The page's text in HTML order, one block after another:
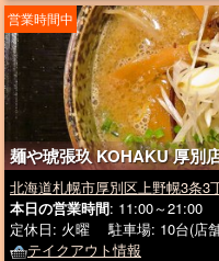
麺や琥張玖 KOHAKU 厚別
営業時間中
北海道札幌市厚別区上野幌3条3
本日の営業時間: 11:00～21:00
定休日: 火曜 駐車場: 10台(店
テイクアウト情報